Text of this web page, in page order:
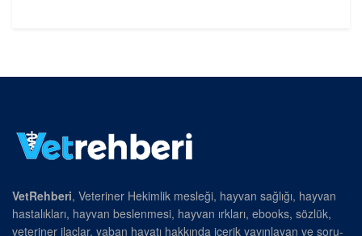
VetRehberi, Veteriner Hekimlik mesleği, hayvan sağlığı, hayvan
hastalıkları, hayvan beslenmesi, hayvan ırkları, ebooks, sözlük,
veteriner ilaçlar, yaban hayatı hakkında içerik yayınlayan ve soru-